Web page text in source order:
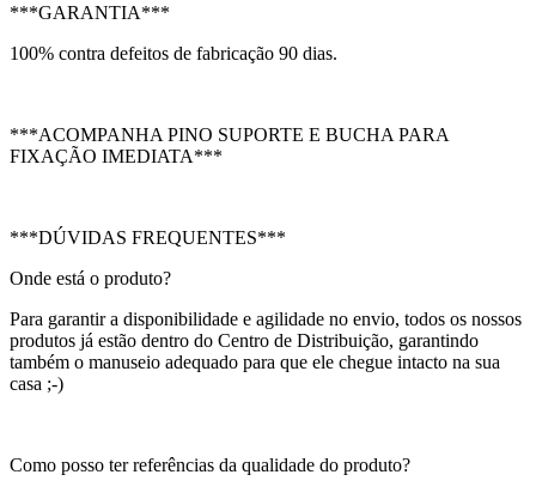
***GARANTIA***
100% contra defeitos de fabricação 90 dias.
***ACOMPANHA PINO SUPORTE E BUCHA PARA
FIXAÇÃO IMEDIATA***
***DÚVIDAS FREQUENTES***
Onde está o produto?
Para garantir a disponibilidade e agilidade no envio, todos os nossos
produtos já estão dentro do Centro de Distribuição, garantindo
também o manuseio adequado para que ele chegue intacto na sua
casa ;-)
Como posso ter referências da qualidade do produto?